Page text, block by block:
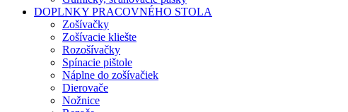
DOPLNKY PRACOVNÉHO STOLA
Zošívačky
Zošívacie kliešte
Rozošívačky
Spínacie pištole
Náplne do zošívačiek
Dierovače
Nožnice